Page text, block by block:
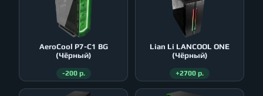
AeroСool P7-C1 BG
(Чёрный)
-200 р.
Lian Li LANCOOL ONE
(Чёрный)
+2700 р.